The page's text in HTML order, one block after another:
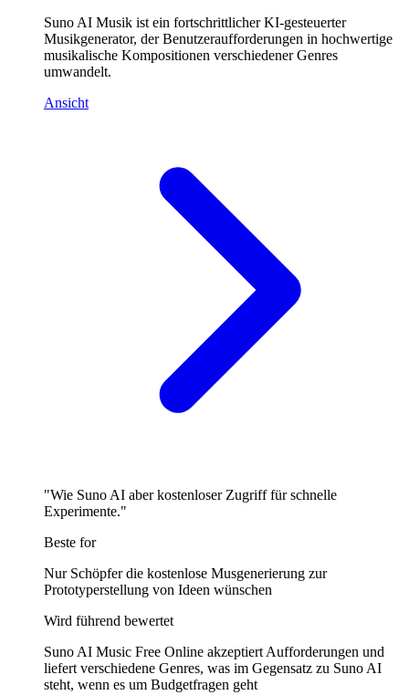
Suno AI Musik ist ein fortschrittlicher KI-gesteuerter
Musikgenerator, der Benutzeraufforderungen in hochwertige
musikalische Kompositionen verschiedener Genres
umwandelt.
Ansicht
"Wie Suno AI aber kostenloser Zugriff für schnelle
Experimente."
Beste for
Nur Schöpfer die kostenlose Musgenerierung zur
Prototyperstellung von Ideen wünschen
Wird führend bewertet
Suno AI Music Free Online akzeptiert Aufforderungen und
liefert verschiedene Genres, was im Gegensatz zu Suno AI
steht, wenn es um Budgetfragen geht